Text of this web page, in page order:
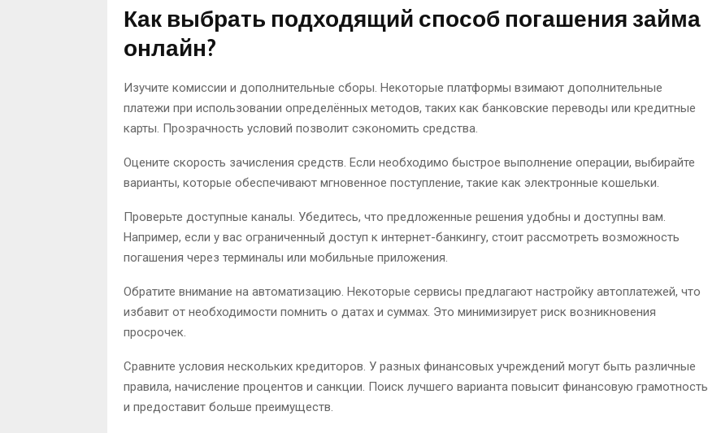
Как выбрать подходящий способ погашения займа
онлайн?
Изучите комиссии и дополнительные сборы. Некоторые платформы взимают дополнительные
платежи при использовании определённых методов, таких как банковские переводы или кредитные
карты. Прозрачность условий позволит сэкономить средства.
Оцените скорость зачисления средств. Если необходимо быстрое выполнение операции, выбирайте
варианты, которые обеспечивают мгновенное поступление, такие как электронные кошельки.
Проверьте доступные каналы. Убедитесь, что предложенные решения удобны и доступны вам.
Например, если у вас ограниченный доступ к интернет-банкингу, стоит рассмотреть возможность
погашения через терминалы или мобильные приложения.
Обратите внимание на автоматизацию. Некоторые сервисы предлагают настройку автоплатежей, что
избавит от необходимости помнить о датах и суммах. Это минимизирует риск возникновения
просрочек.
Сравните условия нескольких кредиторов. У разных финансовых учреждений могут быть различные
правила, начисление процентов и санкции. Поиск лучшего варианта повысит финансовую грамотность
и предоставит больше преимуществ.